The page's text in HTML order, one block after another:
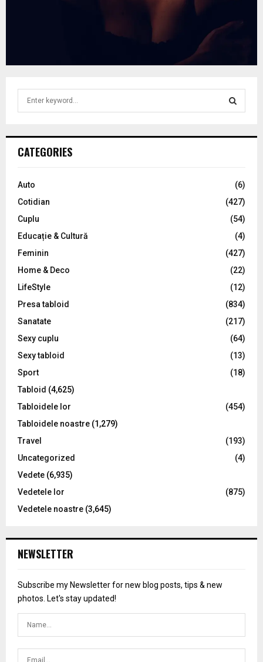
h
o
:
C
CATEGORIES
Auto
(6)
Cotidian
(427)
Cuplu
(54)
Educație & Cultură
(4)
Feminin
(427)
Home & Deco
(22)
LifeStyle
(12)
Presa tabloid
(834)
Sanatate
(217)
Sexy cuplu
(64)
Sexy tabloid
(13)
Sport
(18)
Tabloid (4,625)
Tabloidele lor
(454)
Tabloidele noastre (1,279)
Travel
(193)
Uncategorized
(4)
Vedete (6,935)
Vedetele lor
(875)
Vedetele noastre (3,645)
NEWSLETTER
Subscribe my Newsletter for new blog posts, tips & new
photos. Let's stay updated!